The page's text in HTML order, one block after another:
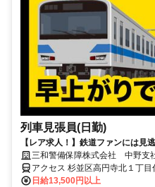
列車見張員(日勤)
【レア求人！】鉄道ファンには見
三和警備保障株式会社 中野支
アクセス 杉並区高円寺北１丁目
地相談可 ■電話面接■来社不要
日給13,500円以上